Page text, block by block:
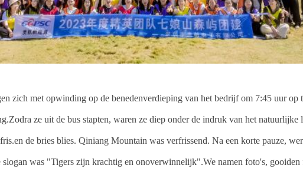
zich met opwinding op de benedenverdieping van het bedrijf om 7:45 uur
ze uit de bus stapten, waren ze diep onder de indruk van het
de bries blies. Qiniang Mountain was verfrissend. Na een korte pauze,
was "Tigers zijn krachtig en onoverwinnelijk".We namen foto's,